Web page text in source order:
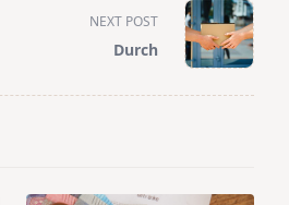
NEXT POST
Durch